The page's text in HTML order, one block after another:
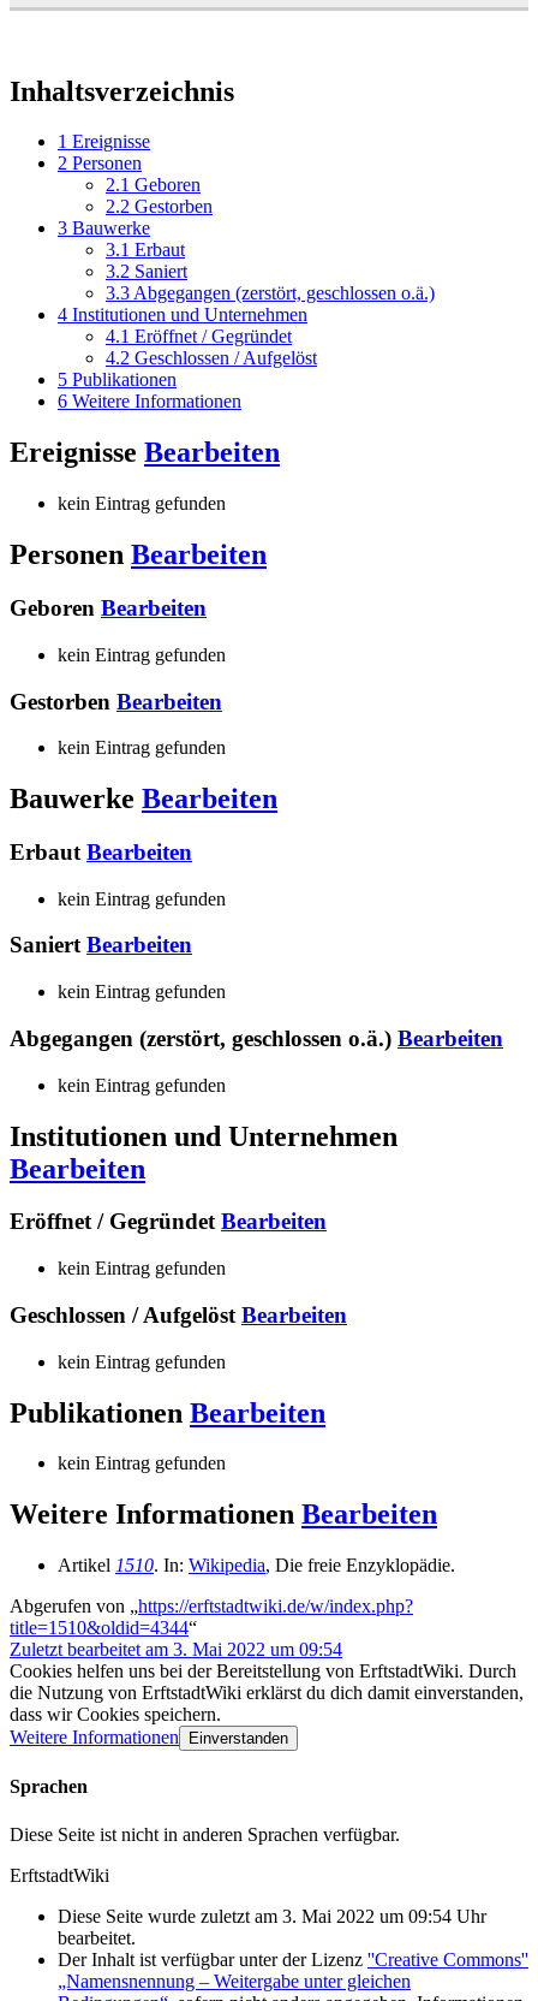
Inhaltsverzeichnis
1 Ereignisse
2 Personen
2.1 Geboren
2.2 Gestorben
3 Bauwerke
3.1 Erbaut
3.2 Saniert
3.3Abgegangen (zerstört, geschlossen o.ä.)
4 Institutionen und Unternehmen
4.1 Eröffnet / Gegründet
4.2 Geschlossen / Aufgelöst
5 Publikationen
6 Weitere Informationen
Ereignisse Bearbeiten
kein Eintrag gefunden
Personen Bearbeiten
Geboren Bearbeiten
kein Eintrag gefunden
Gestorben Bearbeiten
kein Eintrag gefunden
Bauwerke Bearbeiten
Erbaut Bearbeiten
kein Eintrag gefunden
Saniert Bearbeiten
kein Eintrag gefunden
Abgegangen (zerstört, geschlossen o.ä.) Bearbeiten
kein Eintrag gefunden
Institutionen und Unternehmen
Bearbeiten
Eröffnet / Gegründet Bearbeiten
kein Eintrag gefunden
Geschlossen / Aufgelöst Bearbeiten
kein Eintrag gefunden
Publikationen Bearbeiten
kein Eintrag gefunden
Weitere Informationen Bearbeiten
Artikel 1510. In: Wikipedia, Die freie Enzyklopädie.
Abgerufen von „https://erftstadtwiki.de/w/index.php?
title=1510&oldid=4344“
Zuletzt bearbeitet am 3. Mai 2022 um 09:54
Cookies helfen uns bei der Bereitstellung von ErftstadtWiki. Durch
die Nutzung von ErftstadtWiki erklärst du dich damit einverstanden,
dass wir Cookies speichern.
Weitere Informationen
Einverstanden
Sprachen
Diese Seite ist nicht in anderen Sprachen verfügbar.
ErftstadtWiki
Diese Seite wurde zuletzt am 3. Mai 2022 um 09:54 Uhr
bearbeitet.
Der Inhalt ist verfügbar unter der Lizenz ''Creative Commons''
„Namensnennung – Weitergabe unter gleichen